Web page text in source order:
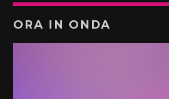
ORA IN ONDA